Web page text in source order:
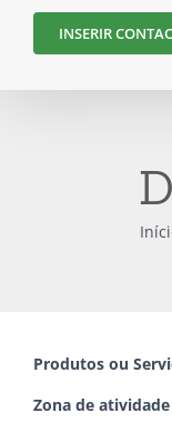
INSERIR
Produtos ou
Zona de atividade